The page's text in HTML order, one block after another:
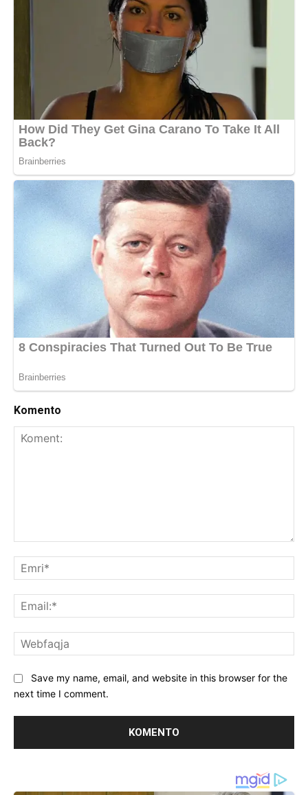
Komento
Save my name, email, and website in this browser for the
next time I comment.